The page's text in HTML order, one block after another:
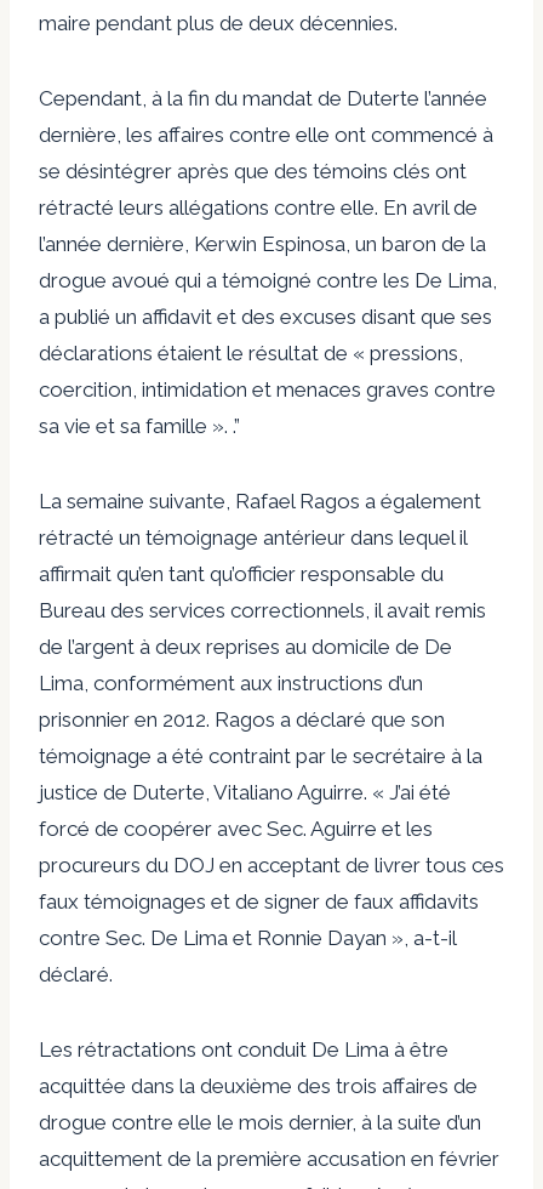
maire pendant plus de deux décennies.
Cependant, à la fin du mandat de Duterte l’année
dernière, les affaires contre elle ont commencé à
se désintégrer après que des témoins clés ont
rétracté leurs allégations contre elle. En avril de
l’année dernière, Kerwin Espinosa, un baron de la
drogue avoué qui a témoigné contre les De Lima,
a publié un affidavit et des excuses disant que ses
déclarations étaient le résultat de « pressions,
coercition, intimidation et menaces graves contre
sa vie et sa famille ». .”
La semaine suivante, Rafael Ragos a également
rétracté un témoignage antérieur dans lequel il
affirmait qu’en tant qu’officier responsable du
Bureau des services correctionnels, il avait remis
de l’argent à deux reprises au domicile de De
Lima, conformément aux instructions d’un
prisonnier en 2012. Ragos a déclaré que son
témoignage a été contraint par le secrétaire à la
justice de Duterte, Vitaliano Aguirre. « J’ai été
forcé de coopérer avec Sec. Aguirre et les
procureurs du DOJ en acceptant de livrer tous ces
faux témoignages et de signer de faux affidavits
contre Sec. De Lima et Ronnie Dayan », a-t-il
déclaré.
Les rétractations ont conduit De Lima à être
acquittée dans la deuxième des trois affaires de
drogue contre elle le mois dernier, à la suite d’un
acquittement de la première accusation en février